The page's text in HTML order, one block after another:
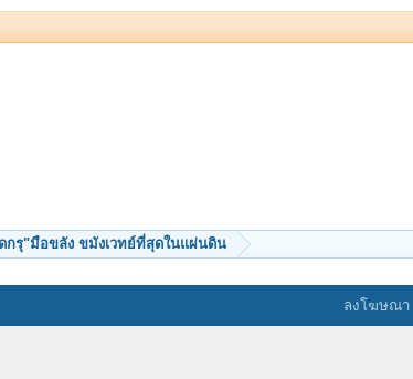
ดกรุ"มือขลัง ขมังเวทย์ที่สุดในแผ่นดิน
ลงโฆษณา